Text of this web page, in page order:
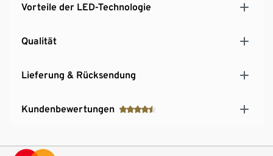
Vorteile der LED-Technologie
Qualität
Lieferung & Rücksendung
Kundenbewertungen